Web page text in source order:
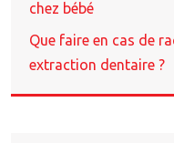
chez bébé
Que faire en cas de
extraction dentaire ?